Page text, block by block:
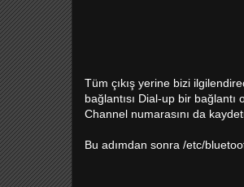
Tüm çıkış yerine bizi
bağlantısı Dial-up bir bağlantı
Channel numarasını da
Bu adımdan sonra /etc/